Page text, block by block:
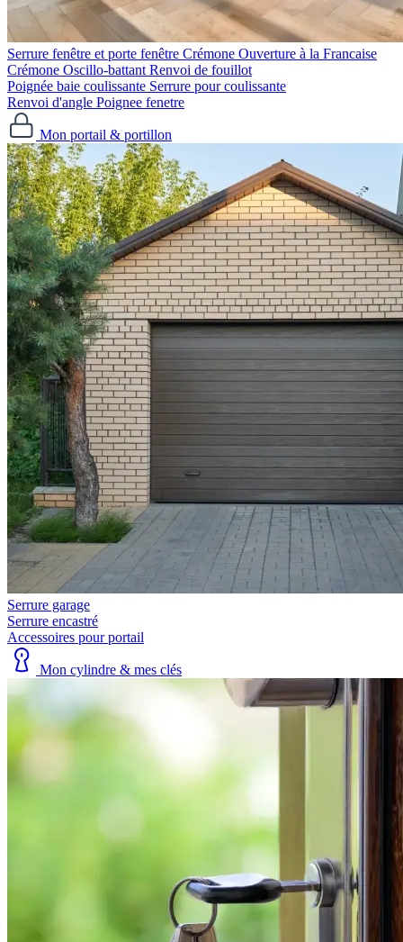
Serrure fenêtre et porte fenêtre Crémone Ouverture à la Francaise
Crémone Oscillo-battant Renvoi de fouillot
Poignée baie coulissante Serrure pour coulissante
Renvoi d'angle Poignee fenetre
Mon portail & portillon
Serrure garage
Serrure encastré
Accessoires pour portail
Mon cylindre & mes clés